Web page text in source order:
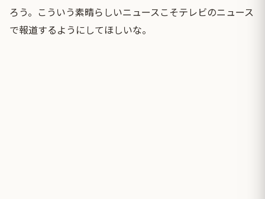
ろう。こういう素晴らしいニュースこそテレビのニュース
で報道するようにしてほしいな。